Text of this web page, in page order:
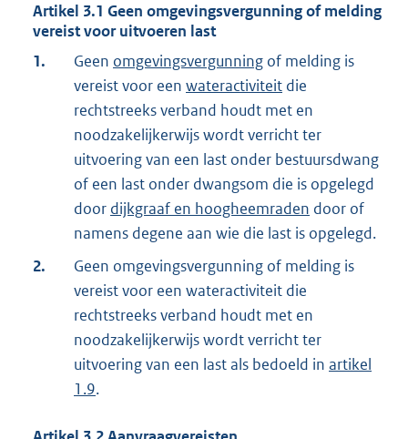
Artikel 3.1 Geen omgevingsvergunning of melding
vereist voor uitvoeren last
1.
Geen omgevingsvergunning of melding is
vereist voor een wateractiviteit die
rechtstreeks verband houdt met en
noodzakelijkerwijs wordt verricht ter
uitvoering van een last onder bestuursdwang
of een last onder dwangsom die is opgelegd
door dijkgraaf en hoogheemraden door of
namens degene aan wie die last is opgelegd.
2.
Geen omgevingsvergunning of melding is
vereist voor een wateractiviteit die
rechtstreeks verband houdt met en
noodzakelijkerwijs wordt verricht ter
uitvoering van een last als bedoeld in artikel
1.9.